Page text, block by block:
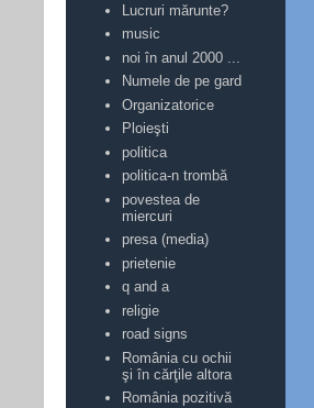
Lucruri mărunte?
music
noi în anul 2000 ...
Numele de pe gard
Organizatorice
Ploieşti
politica
politica-n trombă
povestea de
miercuri
presa (media)
prietenie
q and a
religie
road signs
România cu ochii
şi în cărţile altora
România pozitivă